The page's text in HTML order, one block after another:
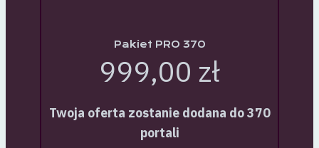
Pakiet PRO 370
999,00 zł
Twoja oferta zostanie dodana do 370
portali